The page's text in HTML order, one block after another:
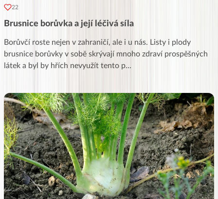
22
Brusnice borůvka a její léčivá síla
Borůvčí roste nejen v zahraničí, ale i u nás. Listy i plody
brusnice borůvky v sobě skrývají mnoho zdraví prospěšných
látek a byl by hřích nevyužít tento p...